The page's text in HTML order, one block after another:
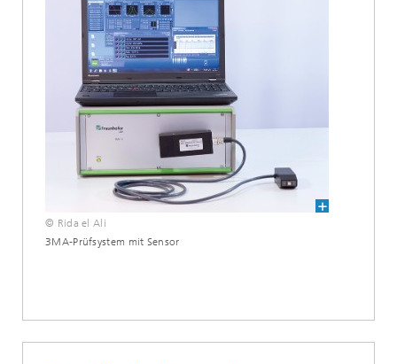
© Rida el Ali
3MA-Prüfsystem mit Sensor